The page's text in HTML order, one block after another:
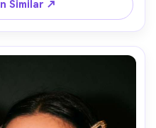
pero suave --ar 4:5
Similar ↗